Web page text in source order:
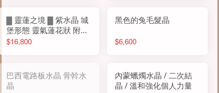
▓ 靈蓮之境 ▓ 紫水晶 城
堡形態 靈氣蓮花狀 附底
座
$16,800
黑色的兔毛髮晶
$6,600
巴西電路板水晶 骨幹水
晶
內蒙蠟燭水晶 / 二次結
晶 / 溫和強化個人力量